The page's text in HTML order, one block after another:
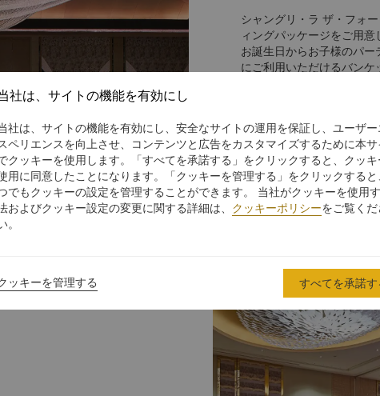
シャングリ・ラ ザ・フォ
ィングパッケージをご用
お誕生日からお子様のパ
にご利用いただけるバン
社は、サイトの機能を有効にし
社は、サイトの機能を有効にし、安全なサイトの運用を保証し、ユーザ
ペリエンスを向上させ、コンテンツと広告をカスタマイズするために本
クッキーを使用します。「すべてを承諾する」をクリックすると、クッ
用に同意したことになります。「クッキーを管理する」をクリックする
でもクッキーの設定を管理することができます。 当社がクッキーを使用
およびクッキー設定の変更に関する詳細は、 クッキーポリシーをご覧く
。
ッキーを管理する すべてを承諾す